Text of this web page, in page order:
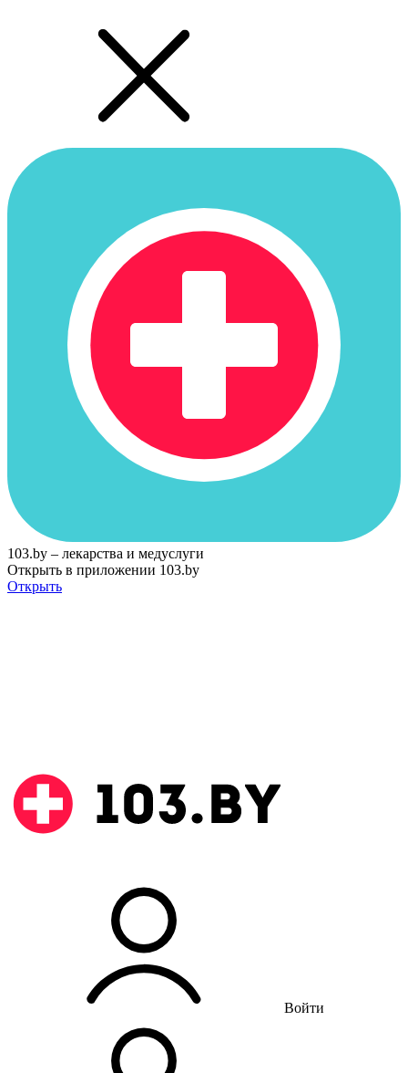
103.by – лекарства и медуслуги
Открыть в приложении 103.by
Открыть
Войти